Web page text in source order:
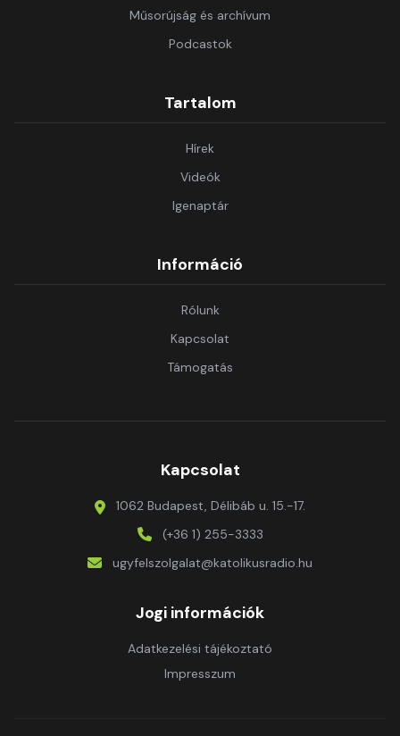
Műsorújság és archívum
Podcastok
Tartalom
Hírek
Videók
Igenaptár
Információ
Rólunk
Kapcsolat
Támogatás
Kapcsolat
1062 Budapest, Délibáb u. 15.-17.
(+36 1) 255-3333
ugyfelszolgalat@katolikusradio.hu
Jogi információk
Adatkezelési tájékoztató
Impresszum